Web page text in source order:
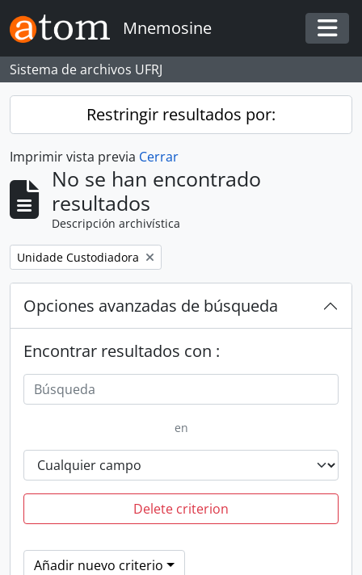
Skip to main content
Mnemosine
Sistema de archivos UFRJ
Restringir resultados por:
Imprimir vista previa Cerrar
No se han encontrado
resultados
Descripción archivística
Remove filter:
Unidade Custodiadora
Opciones avanzadas de búsqueda
Encontrar resultados con :
en
Delete criterion
Añadir nuevo criterio